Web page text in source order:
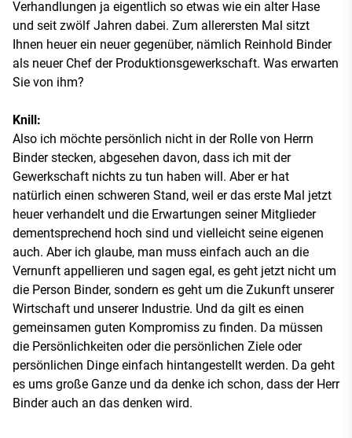
Verhandlungen ja eigentlich so etwas wie ein alter Hase
und seit zwölf Jahren dabei. Zum allerersten Mal sitzt
Ihnen heuer ein neuer gegenüber, nämlich Reinhold Binder
als neuer Chef der Produktionsgewerkschaft. Was erwarten
Sie von ihm?
Knill:
Also ich möchte persönlich nicht in der Rolle von Herrn
Binder stecken, abgesehen davon, dass ich mit der
Gewerkschaft nichts zu tun haben will. Aber er hat
natürlich einen schweren Stand, weil er das erste Mal jetzt
heuer verhandelt und die Erwartungen seiner Mitglieder
dementsprechend hoch sind und vielleicht seine eigenen
auch. Aber ich glaube, man muss einfach auch an die
Vernunft appellieren und sagen egal, es geht jetzt nicht um
die Person Binder, sondern es geht um die Zukunft unserer
Wirtschaft und unserer Industrie. Und da gilt es einen
gemeinsamen guten Kompromiss zu finden. Da müssen
die Persönlichkeiten oder die persönlichen Ziele oder
persönlichen Dinge einfach hintangestellt werden. Da geht
es ums große Ganze und da denke ich schon, dass der Herr
Binder auch an das denken wird.